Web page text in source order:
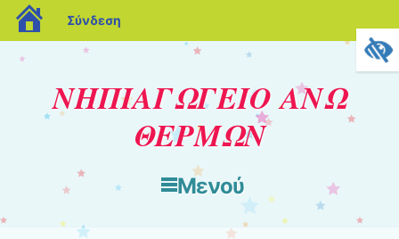
blogs.sch.gr
Σύνδεση
ΝΗΠΙΑΓΩΓΕΙΟ ΑΝΩ
ΘΕΡΜΩΝ
Μενού
Μετάβαση στο περιεχόμενο